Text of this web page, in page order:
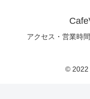
アクセス・営業時間
© 2022